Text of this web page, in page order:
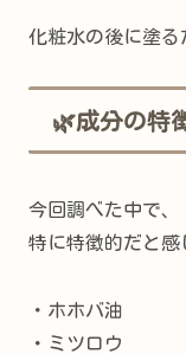
化粧水の後に塗
🌿成分の特
今回調べた中で、
特に特徴的だと感
・ホホバ油
・ミツロウ